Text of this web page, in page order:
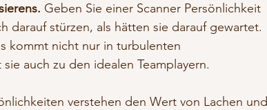
Geben Sie einer Scanner Persönlichkeit
darauf stürzen, als hätten sie darauf gewartet.
kommt nicht nur in turbulenten
auch zu den idealen Teamplayern.
verstehen den Wert von Lachen und